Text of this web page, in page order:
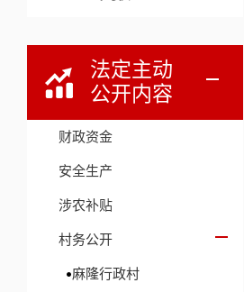
法定主动
公开内容
财政资金
安全生产
涉农补贴
村务公开
麻隆行政村